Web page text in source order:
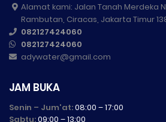
Alamat kami: Jalan Tanah Merdeka
Rambutan, Ciracas, Jakarta Timur
082127424060
082127424060
adywater@gmail.com
JAM BUKA
Senin – Jum'at:08:00 – 17:00
Sabtu:09:00 – 13:00